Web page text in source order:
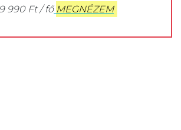
990 Ft / fő MEGNÉZEM